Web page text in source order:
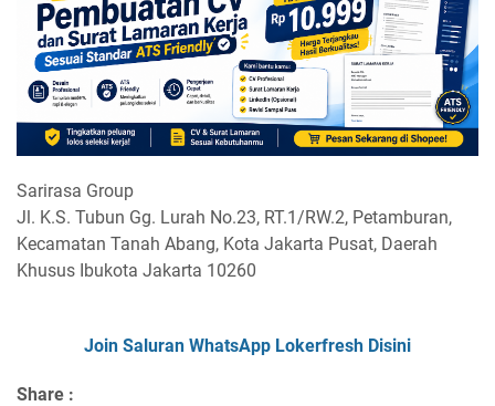
Sarirasa Group
Jl. K.S. Tubun Gg. Lurah No.23, RT.1/RW.2, Petamburan,
Kecamatan Tanah Abang, Kota Jakarta Pusat, Daerah
Khusus Ibukota Jakarta 10260
Join Saluran WhatsApp Lokerfresh Disini
Share :